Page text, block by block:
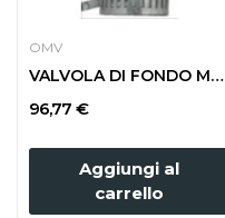
OMV
VALVOLA DI FONDO MANICOTTO PORTAGOMMA d. 100...
96,77 €
Aggiungi al
carrello